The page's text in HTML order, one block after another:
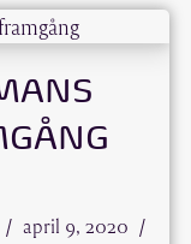
april 9, 2020